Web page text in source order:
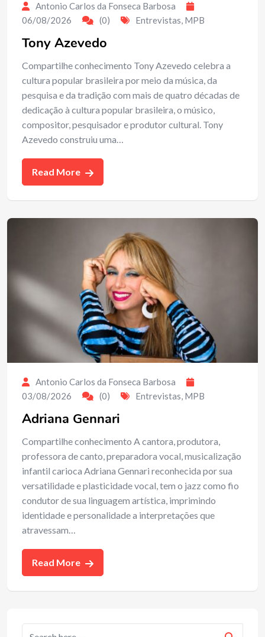
Antonio Carlos da Fonseca Barbosa
06/08/2026
(0) Entrevistas, MPB
Tony Azevedo
Compartilhe conhecimento Tony Azevedo celebra a
cultura popular brasileira por meio da música, da
pesquisa e da tradição com mais de quatro décadas de
dedicação à cultura popular brasileira, o músico,
compositor, pesquisador e produtor cultural. Tony
Azevedo construiu uma…
Read More
Antonio Carlos da Fonseca Barbosa
03/08/2026
(0) Entrevistas, MPB
Adriana Gennari
Compartilhe conhecimento A cantora, produtora,
professora de canto, preparadora vocal, musicalização
infantil carioca Adriana Gennari reconhecida por sua
versatilidade e plasticidade vocal, tem o jazz como fio
condutor de sua linguagem artística, imprimindo
identidade e personalidade a interpretações que
atravessam…
Read More